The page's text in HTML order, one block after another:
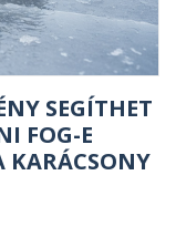
SEGÍTHET
FOG-E
KARÁCSONY